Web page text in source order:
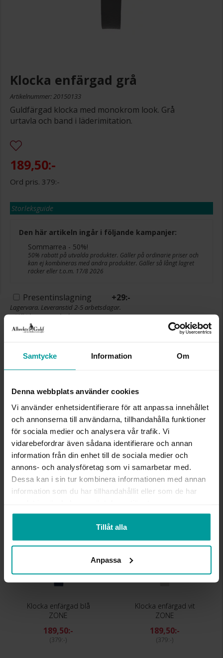
Samtycke Information Om
Denna webbplats använder cookies
Vi använder enhetsidentifierare för att anpassa innehållet
och annonserna till användarna, tillhandahålla funktioner
för sociala medier och analysera vår trafik. Vi
vidarebefordrar även sådana identifierare och annan
information från din enhet till de sociala medier och
annons- och analysföretag som vi samarbetar med.
Dessa kan i sin tur kombinera informationen med annan
information som du har tillhandahållit eller som de har
Tillåt alla
Anpassa
Klocka enfärgad grå
Artikelnummer: 20150133
Guldfärgad klocka med monokrom look. Grå
urtavla och band i läderimitation.
189,50:-
379:-
Storleksguide
Den här artikeln ingår i följande kampanjer:
Sommarrea - 50%!
50% rabatt på utvalda produkter. Gäller på ordinarie priser och
kan ej kombineras med andra produkter. Gäller så långt lagret
räcker eller t.o.m. 17/8 2026
Presentinslagning +29:-
Lagervara. Leveranstid 2-5 arbetsdagar.
✅ Alltid grymma deals.
✅ Öppet köp i 30 dagar vid onlineköp.
✅ Fri frakt till ombud vid köp över 500 kr.
LÄGG I VARUKORGEN
INFO
BOETT CA (MM)
35
VARUMÄRKE
Zone
MATERIAL
Metall, Guldfärgad
KLOCKARMBAND
Imiterat läder
Liknande produkter
Klocka enfärgad blå
ZONE
189,50:-
379:-
Klocka enfärgad vit
ZONE
189,50:-
379:-